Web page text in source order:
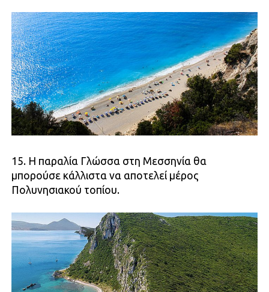
15. Η παραλία Γλώσσα στη Μεσσηνία θα
μπορούσε κάλλιστα να αποτελεί μέρος
Πολυνησιακού τοπίου.